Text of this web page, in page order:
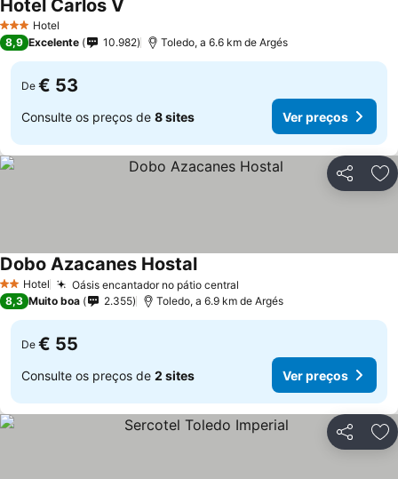
3 EstrelasHotel
Hotel Carlos V
8,9 Excelente 10.982 Toledo, a 6.6 km de Argés
De € 53
Consulte os preços de 8 sites Ver preços
Partilhar
2 Estrelas
Hotel Oásis encantador no pátio central
Dobo Azacanes Hostal
8,3 Muito boa 2.355 Toledo, a 6.9 km de Argés
De € 55
Consulte os preços de 2 sites Ver preços
Partilhar